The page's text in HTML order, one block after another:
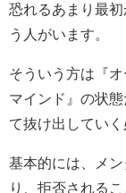
恐れるあまり最
う人がいます。
そういう方は『
マインド』の状
て抜け出していく
基本的には、メ
り、拒否される